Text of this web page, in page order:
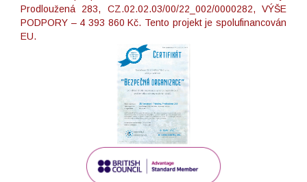
Prodloužená 283, CZ.02.02.03/00/22_002/0000282, VÝŠE
PODPORY – 4 393 860 Kč. Tento projekt je spolufinancován
EU.